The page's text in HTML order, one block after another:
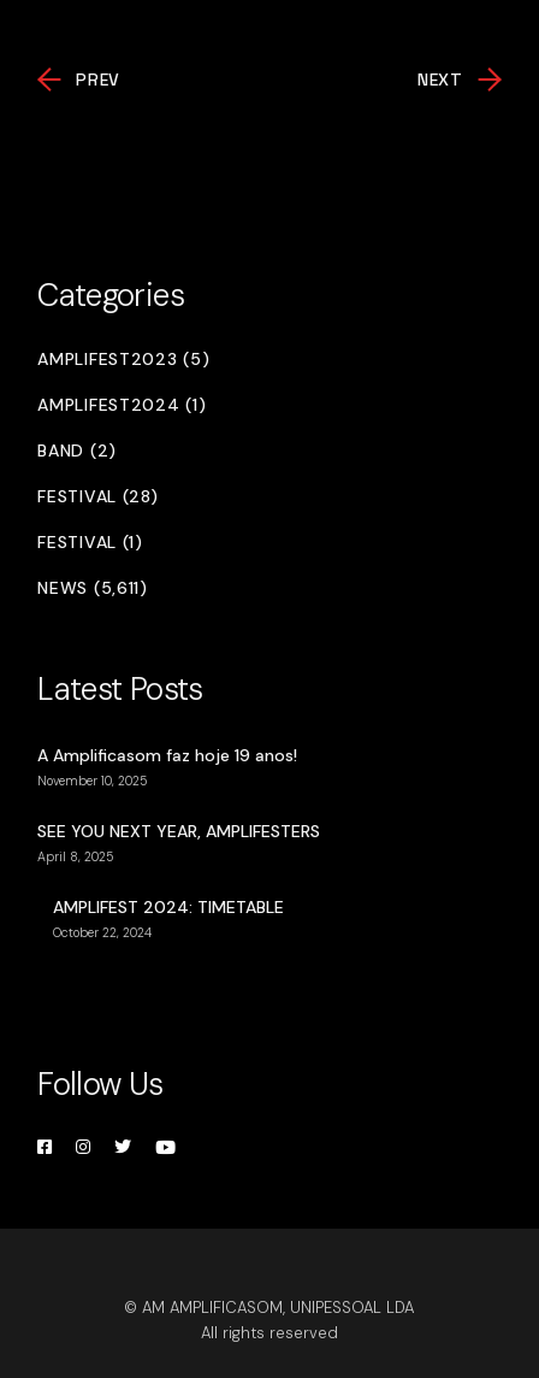
PREV NEXT
Categories
AMPLIFEST2023 (5)
AMPLIFEST2024 (1)
BAND (2)
FESTIVAL (28)
FESTIVAL (1)
NEWS (5,611)
Latest Posts
A Amplificasom faz hoje 19 anos!
November 10, 2025
SEE YOU NEXT YEAR, AMPLIFESTERS
April 8, 2025
AMPLIFEST 2024: TIMETABLE
October 22, 2024
Follow Us
© AM AMPLIFICASOM, UNIPESSOAL LDA
All rights reserved